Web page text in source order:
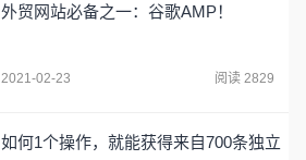
外贸网站必备之一：谷歌AMP！
2021-02-23 阅读 2829
如何1个操作，就能获得来自700条独立